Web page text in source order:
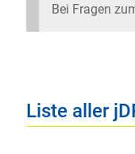
Bei Fragen
Liste aller